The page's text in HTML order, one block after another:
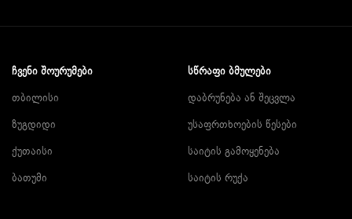
ᲩᲕᲔᲜᲘ ᲨᲝᲣᲠᲣᲛᲔᲑᲘ
თბილისი
ზუგდიდი
ქუთაისი
ბათუმი
ᲡᲬᲠᲐᲤᲘ ᲑᲛᲣᲚᲔᲑᲘ
დაბრუნება ან შეცვლა
უსაფრთხოების წესები
საიტის გამოყენება
საიტის რუქა